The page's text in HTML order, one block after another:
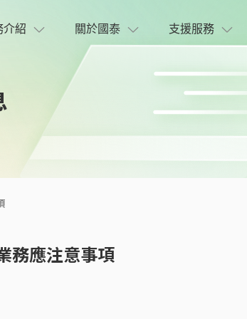
介紹 關於國泰 支援服務
務應注意事項